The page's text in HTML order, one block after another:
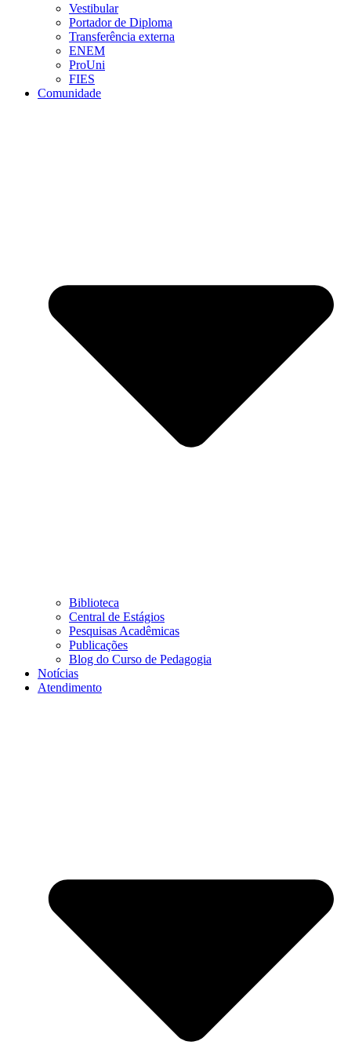
Vestibular
Portador de Diploma
Transferência externa
ENEM
ProUni
FIES
Comunidade
Biblioteca
Central de Estágios
Pesquisas Acadêmicas
Publicações
Blog do Curso de Pedagogia
Notícias
Atendimento